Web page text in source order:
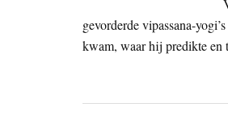
gevorderde vipassana-
kwam, waar hij predikte en